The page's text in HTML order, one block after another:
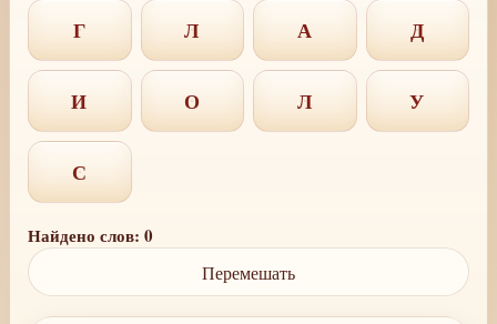
Г Л А Д
И О Л У
С
Найдено слов: 0
Перемешать